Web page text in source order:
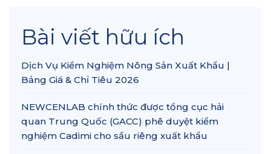
Bài viết hữu ích
Dịch Vụ Kiểm Nghiệm Nông Sản Xuất Khẩu |
Bảng Giá & Chỉ Tiêu 2026
NEWCENLAB chính thức được tổng cục hải
quan Trung Quốc (GACC) phê duyệt kiểm
nghiệm Cadimi cho sầu riêng xuất khẩu